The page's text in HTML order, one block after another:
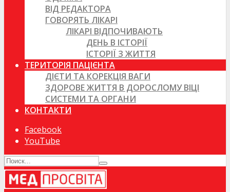
ВІД РЕДАКТОРА
ГОВОРЯТЬ ЛІКАРІ
ЛІКАРІ ВІДПОЧИВАЮТЬ
ДЕНЬ В ІСТОРІЇ
ІСТОРІЇ З ЖИТТЯ
ТЕРИТОРІЯ ПАЦІЄНТА
ДІЄТИ ТА КОРЕКЦІЯ ВАГИ
ЗДОРОВЕ ЖИТТЯ В ДОРОСЛОМУ ВІЦІ
СИСТЕМИ ТА ОРГАНИ
КОНТАКТИ
Facebook
YouTube